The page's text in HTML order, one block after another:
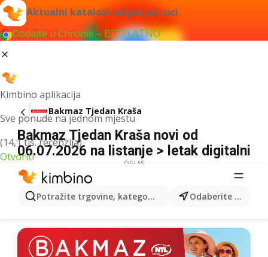
Aktualni katalozi uvijek pri ruci
Dodajte u Chrome – BESPLATNO
Kimbino aplikacija
Sve ponude na jednom mjestu
(14,1 tis. recenzija)
Otvoriti
Potražite trgovine, kategorije, proizvode... Odaberite grad
Bakmaz Tjedan Kraša
Bakmaz Tjedan Kraša novi od
06.07.2026 na listanje > letak digitalni
OGLAS